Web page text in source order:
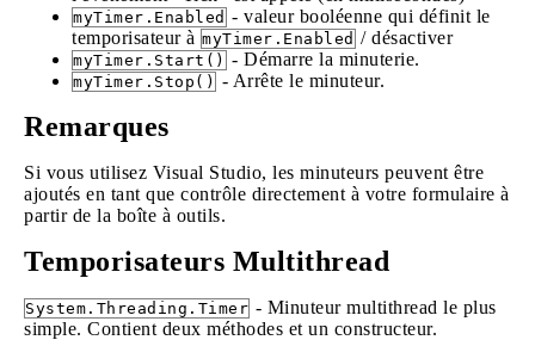
myTimer.Enabled - valeur booléenne qui définit le
temporisateur à myTimer.Enabled / désactiver
myTimer.Start() - Démarre la minuterie.
myTimer.Stop() - Arrête le minuteur.
Remarques
Si vous utilisez Visual Studio, les minuteurs peuvent être
ajoutés en tant que contrôle directement à votre formulaire à
partir de la boîte à outils.
Temporisateurs Multithread
System.Threading.Timer - Minuteur multithread le plus
simple. Contient deux méthodes et un constructeur.